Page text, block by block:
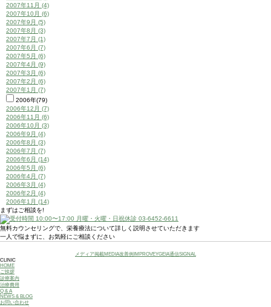
2007年11月 (4)
2007年10月 (6)
2007年9月 (5)
2007年8月 (3)
2007年7月 (1)
2007年6月 (7)
2007年5月 (6)
2007年4月 (9)
2007年3月 (6)
2007年2月 (6)
2007年1月 (7)
2006年(79)
2006年12月 (7)
2006年11月 (6)
2006年10月 (3)
2006年9月 (4)
2006年8月 (3)
2006年7月 (7)
2006年6月 (14)
2006年5月 (6)
2006年4月 (7)
2006年3月 (4)
2006年2月 (4)
2006年1月 (14)
まずはご相談を!
無料カウンセリングで、栄養療法について詳しく説明させていただきます
一人で悩まずに、お気軽にご相談ください
メディア掲載MEDIA改善例 IMPROVEYGEIA通信SIGNAL
CLINIC
HOME
ご挨拶
診療案内
治療費用
Q & A
NEWS & BLOG
お問い合わせ